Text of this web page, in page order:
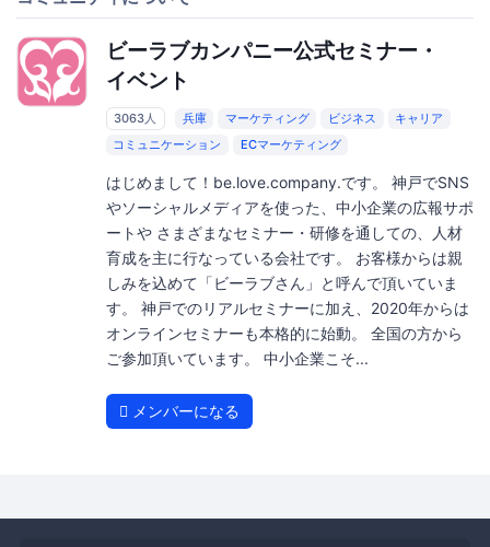
ビーラブカンパニー公式セミナー・
イベント
3063人 兵庫 マーケティング ビジネス
キャリア
コミュニケーション
ECマーケティング
はじめまして！be.love.company.です。 神戸でSNS
やソーシャルメディアを使った、中小企業の広報サポ
ートや さまざまなセミナー・研修を通しての、人材
育成を主に行なっている会社です。 お客様からは親
しみを込めて「ビーラブさん」と呼んで頂いていま
す。 神戸でのリアルセミナーに加え、2020年からは
オンラインセミナーも本格的に始動。 全国の方から
ご参加頂いています。 中小企業こそ...
メンバーになる